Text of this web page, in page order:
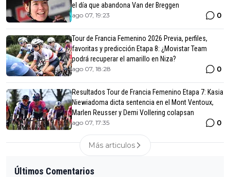
el día que abandona Van der Breggen
ago 07, 19:23 0
Tour de Francia Femenino 2026 Previa, perfiles,
favoritas y predicción Etapa 8: ¿Movistar Team
podrá recuperar el amarillo en Niza?
ago 07, 18:28 0
Resultados Tour de Francia Femenino Etapa 7: Kasia
Niewiadoma dicta sentencia en el Mont Ventoux,
Marlen Reusser y Demi Vollering colapsan
ago 07, 17:35 0
Más articulos
Últimos Comentarios